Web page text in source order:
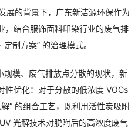
的背景下，广东新洁源环保作为
，结合服饰面料印染行业的废气排
制方案” 的治理模式。
模、废气排放点分散的现状，新
性优化：对于分散的低浓度 VOCs
” 的组合工艺，既利用活性炭吸附
光解技术对脱附后的高浓度废气